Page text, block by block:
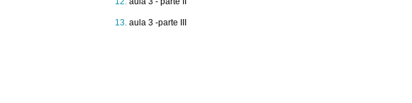
aula 3 -parte III